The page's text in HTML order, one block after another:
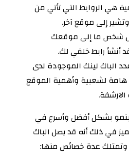
هي الروابط التي تأتي من
إلى موقع آخر.
شخص ما إلى موقعك
أنشأ رابط خلفي لك.
الباك لينك الموجودة لدى
هامة لشعبية وأهمية الموقع
بشكل أفضل وأسرع في
في ذلك أنه قد يصل الباك
عدة خصائص منها: